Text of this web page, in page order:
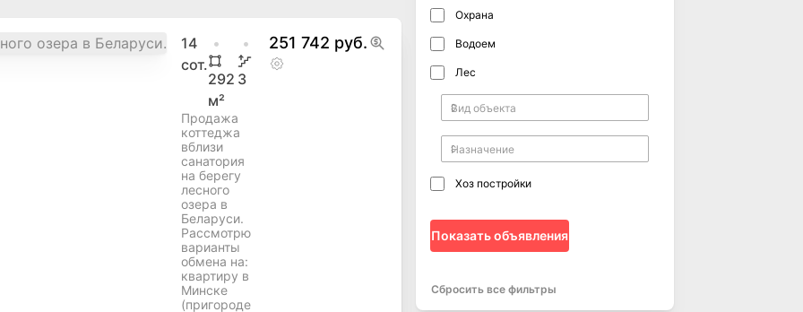
14
сот.
292
м²
3
Продажа
коттеджа
вблизи
санатория
на берегу
лесного
озера в
Беларуси.
Рассмотрю
варианты
обмена на:
квартиру в
Минске
(пригороде
251 742 руб.
Охрана
Водоем
Лес
Хоз постройки
Показать объявления
Сбросить все фильтры